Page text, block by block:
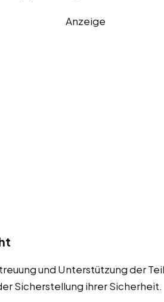
Anzeige
und Unterstützung der
Sicherstellung ihrer Sicherheit.